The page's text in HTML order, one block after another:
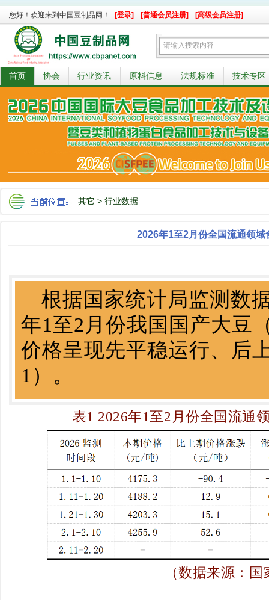
您好！欢迎来到中国豆制品网！ [登录] [普通会员注册] [高级会员注册]
首页 协会 行业资讯 原料信息 法规标准 技术专区
其它 > 行业数据
2026年1至2月份全国流通领
根据国家统计局监测数
年1至2月份我国国产大豆
价格呈现先平稳运行、后
1）。
表1 2026年1至2月份全国流通
（数据来源：